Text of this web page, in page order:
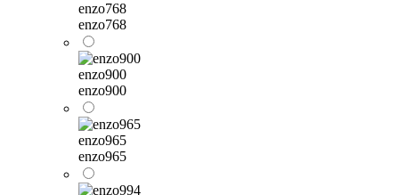
enzo768
enzo768
enzo900
enzo900
enzo965
enzo965